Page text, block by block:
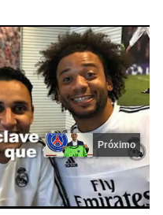
Próximo